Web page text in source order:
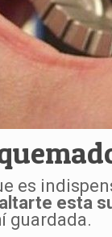
es
esta
guardada.